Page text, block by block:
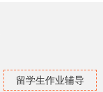
留学生作业辅导